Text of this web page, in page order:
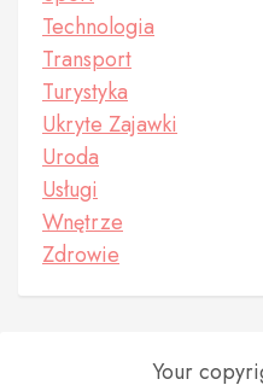
Technologia
Transport
Turystyka
Ukryte Zajawki
Uroda
Usługi
Wnętrze
Zdrowie
Your